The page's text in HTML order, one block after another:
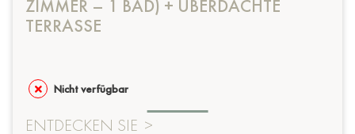
ZIMMER – 1 BAD) + ÜBERDACHTE
TERRASSE
Nicht verfügbar
ENTDECKEN SIE >